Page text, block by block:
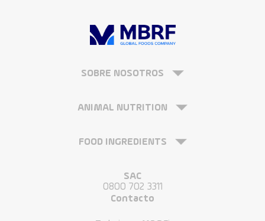
SOBRE NOSOTROS
ANIMAL NUTRITION
FOOD INGREDIENTS
SAC
0800 702 3311
Contacto